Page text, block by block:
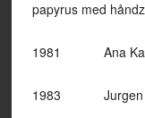
papyrus med
1981 Ana
1983 Jurgen